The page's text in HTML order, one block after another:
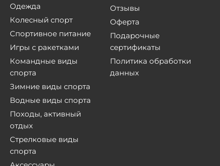
Одежда
Колесный спорт
Спортивное питание
Игры с ракетками
Командные виды
спорта
Зимние виды спорта
Водные виды спорта
Походы, активный
отдых
Стрелковые виды
спорта
Отзывы
Оферта
Подарочные
сертификаты
Политика обработки
данных